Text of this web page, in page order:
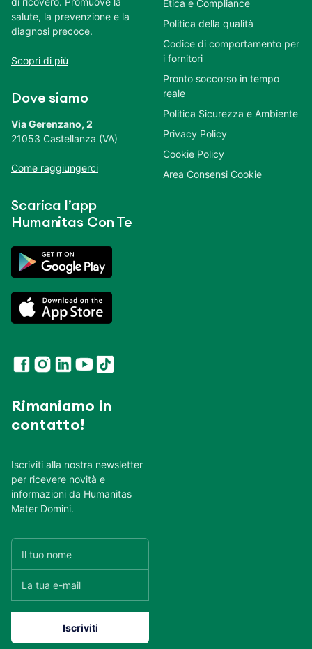
salute, la prevenzione e la
diagnosi precoce.
Scopri di più
Dove siamo
Via Gerenzano, 2
21053 Castellanza (VA)
Come raggiungerci
Scarica l’app
Humanitas Con Te
Rimaniamo in
contatto!
Iscriviti alla nostra newsletter
per ricevere novità e
informazioni da Humanitas
Mater Domini.
Etica e Compliance
Politica della qualità
Codice di comportamento per
i fornitori
Pronto soccorso in tempo
reale
Politica Sicurezza e Ambiente
Privacy Policy
Cookie Policy
Area Consensi Cookie